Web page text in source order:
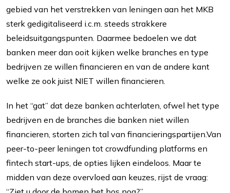
gebied van het verstrekken van leningen aan het MKB
sterk gedigitaliseerd i.c.m. steeds strakkere
beleidsuitgangspunten. Daarmee bedoelen we dat
banken meer dan ooit kijken welke branches en type
bedrijven ze willen financieren en van de andere kant
welke ze ook juist NIET willen financieren.
In het “gat” dat deze banken achterlaten, ofwel het type
bedrijven en de branches die banken niet willen
financieren, storten zich tal van financieringspartijen.Van
peer-to-peer leningen tot crowdfunding platforms en
fintech start-ups, de opties lijken eindeloos. Maar te
midden van deze overvloed aan keuzes, rijst de vraag: